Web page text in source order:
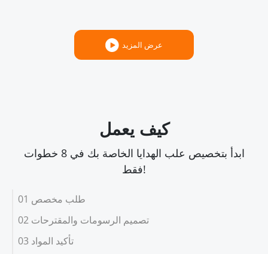
عرض المزيد
كيف يعمل
ابدأ بتخصيص علب الهدايا الخاصة بك في 8 خطوات
فقط!
01 طلب مخصص
02 تصميم الرسومات والمقترحات
03 تأكيد المواد